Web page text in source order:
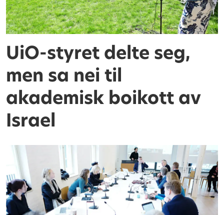
UiO-styret delte seg,
men sa nei til
akademisk boikott av
Israel